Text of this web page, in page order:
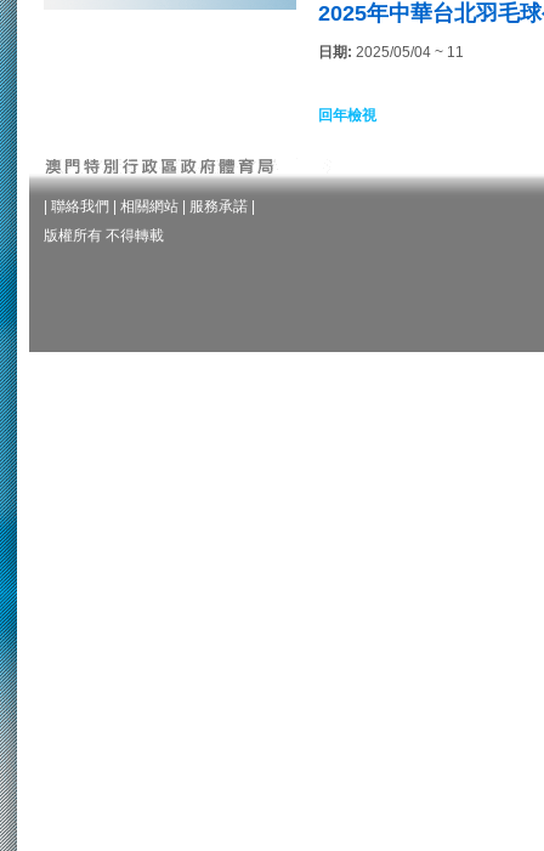
2025年中華台北羽毛
日期: 2025/05/04 ~ 11
回年檢視
聯絡我們 相關網站 服務承諾
版權所有 不得轉載